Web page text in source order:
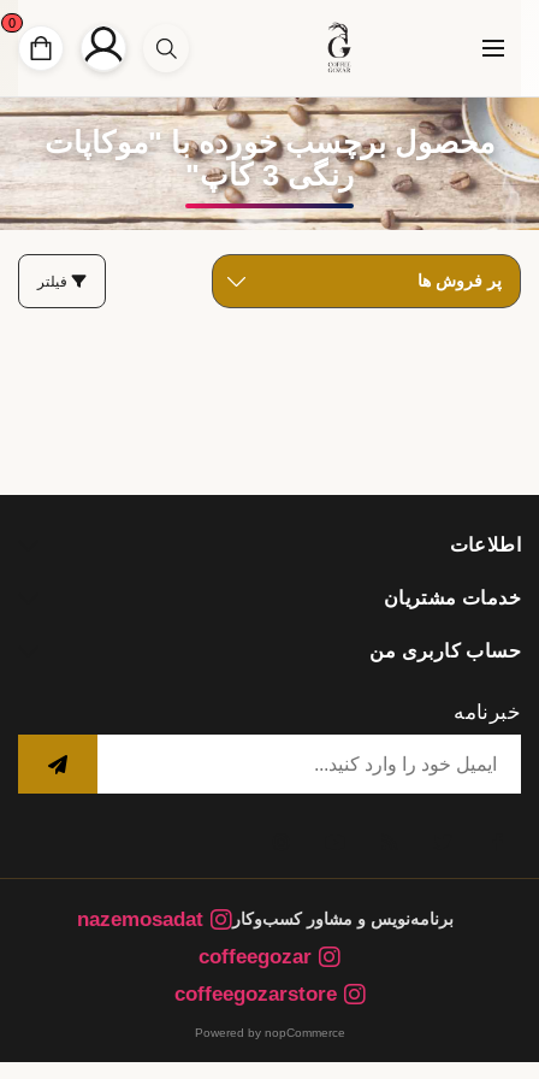
0
محصول برچسب خورده با "موکاپات
رنگی 3 کاپ"
فیلتر
اطلاعات
خدمات مشتریان
حساب کاربری من
خبرنامه
برنامه‌نویس و مشاور کسب‌وکار
nazemosadat
coffeegozar
coffeegozarstore
Powered by nopCommerce